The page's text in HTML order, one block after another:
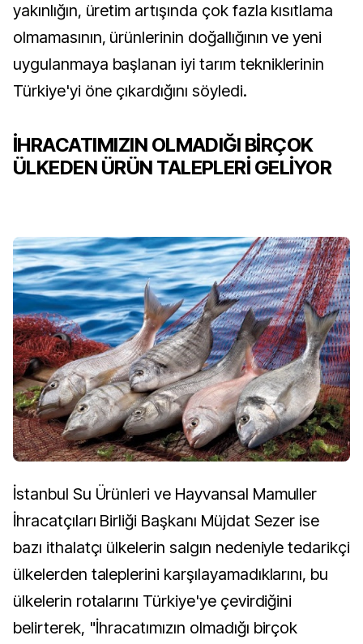
yakınlığın, üretim artışında çok fazla kısıtlama
olmamasının, ürünlerinin doğallığının ve yeni
uygulanmaya başlanan iyi tarım tekniklerinin
Türkiye'yi öne çıkardığını söyledi.
İHRACATIMIZIN OLMADIĞI BİRÇOK
ÜLKEDEN ÜRÜN TALEPLERİ GELİYOR
İstanbul Su Ürünleri ve Hayvansal Mamuller
İhracatçıları Birliği Başkanı Müjdat Sezer ise
bazı ithalatçı ülkelerin salgın nedeniyle tedarikçi
ülkelerden taleplerini karşılayamadıklarını, bu
ülkelerin rotalarını Türkiye'ye çevirdiğini
belirterek, "İhracatımızın olmadığı birçok